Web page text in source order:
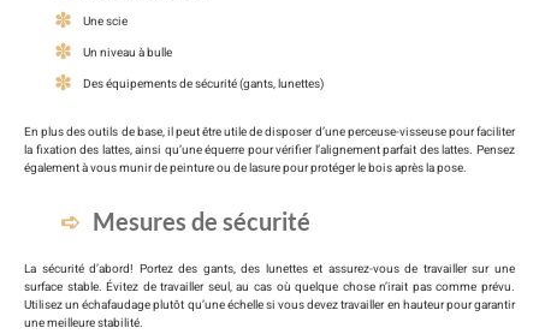
Une scie
Un niveau à bulle
Des équipements de sécurité (gants, lunettes)
En plus des outils de base, il peut être utile de disposer d’une perceuse-visseuse pour faciliter
la fixation des lattes, ainsi qu’une équerre pour vérifier l’alignement parfait des lattes. Pensez
également à vous munir de peinture ou de lasure pour protéger le bois après la pose.
Mesures de sécurité
La sécurité d’abord! Portez des gants, des lunettes et assurez-vous de travailler sur une
surface stable. Évitez de travailler seul, au cas où quelque chose n’irait pas comme prévu.
Utilisez un échafaudage plutôt qu’une échelle si vous devez travailler en hauteur pour garantir
une meilleure stabilité.